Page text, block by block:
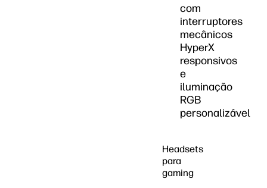
com
interruptores
mecânicos
HyperX
responsivos
e
iluminação
RGB
personalizável
Headsets
para
gaming